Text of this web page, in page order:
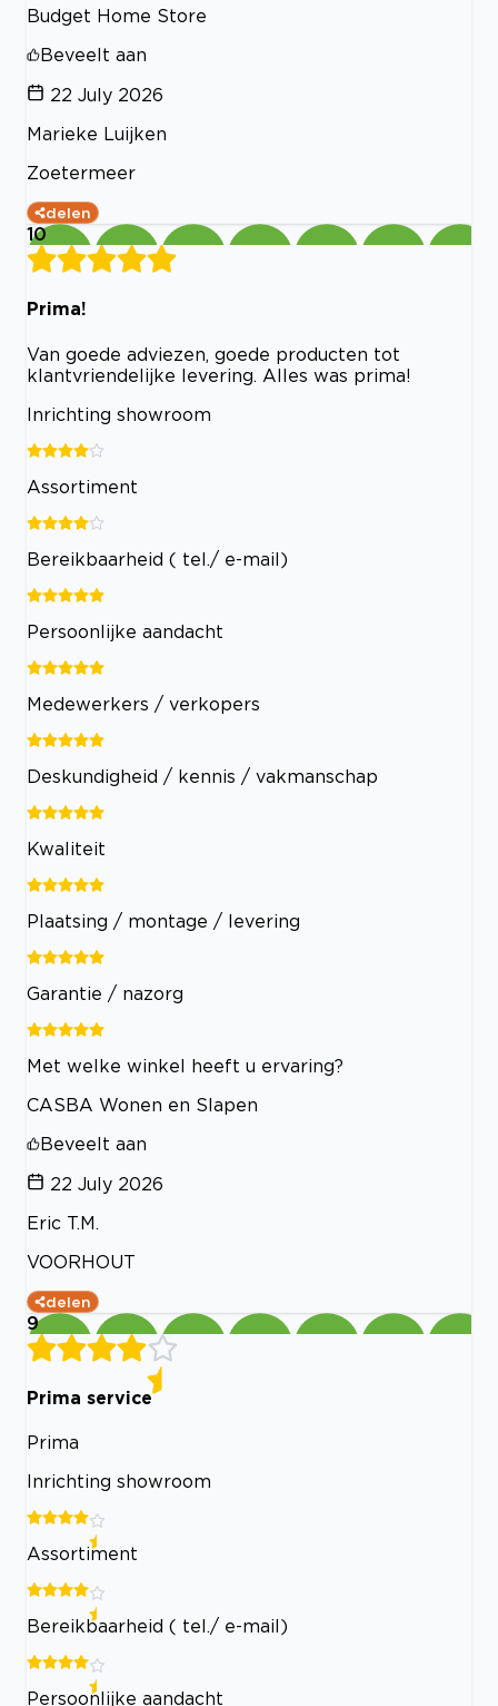
Budget Home Store
Beveelt aan
22 July 2026
Marieke Luijken
Zoetermeer
delen
10
Prima!
Van goede adviezen, goede producten tot
klantvriendelijke levering. Alles was prima!
Inrichting showroom
Assortiment
Bereikbaarheid ( tel./ e-mail)
Persoonlijke aandacht
Medewerkers / verkopers
Deskundigheid / kennis / vakmanschap
Kwaliteit
Plaatsing / montage / levering
Garantie / nazorg
Met welke winkel heeft u ervaring?
CASBA Wonen en Slapen
Beveelt aan
22 July 2026
Eric T.M.
VOORHOUT
delen
9
Prima service
Prima
Inrichting showroom
Assortiment
Bereikbaarheid ( tel./ e-mail)
Persoonlijke aandacht